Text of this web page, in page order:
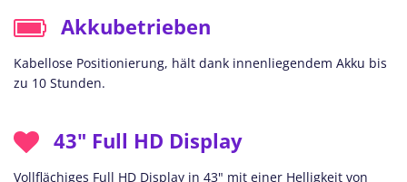
Akkubetrieben
Kabellose Positionierung, hält dank innenliegendem Akku bis
zu 10 Stunden.
43" Full HD Display
Vollflächiges Full HD Display in 43" mit einer Helligkeit von